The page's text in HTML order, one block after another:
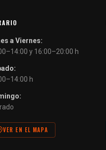
a Viernes:
y 16:00–20:00 h
h
VER EN EL MAPA